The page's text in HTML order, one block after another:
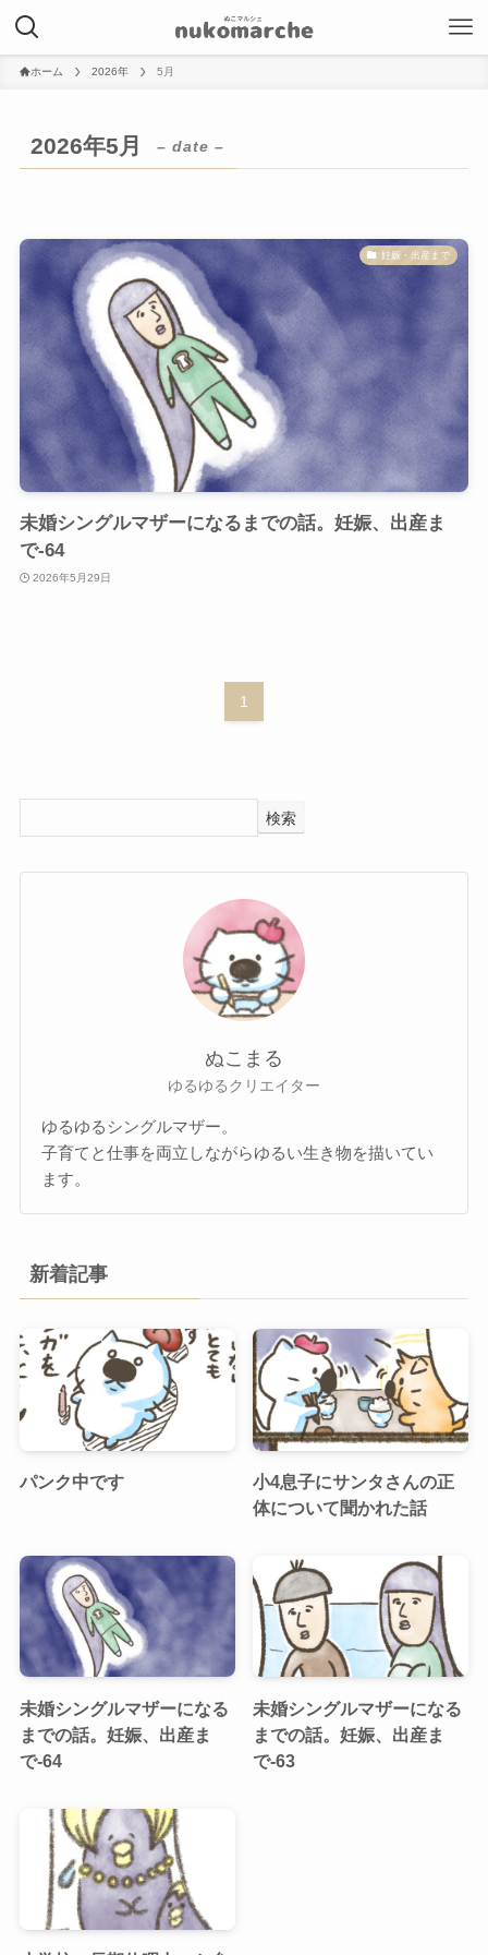
ホーム 2026年 5月
2026年5月 – date –
妊娠・出産まで
未婚シングルマザーになるまでの話。妊娠、出産ま
で-64
2026年5月29日
1
検索
ぬこまる
ゆるゆるクリエイター
ゆるゆるシングルマザー。
子育てと仕事を両立しながらゆるい生き物を描いてい
ます。
新着記事
パンク中です
小4息子にサンタさんの正
体について聞かれた話
未婚シングルマザーになる
までの話。妊娠、出産ま
で-64
未婚シングルマザーになる
までの話。妊娠、出産ま
で-63